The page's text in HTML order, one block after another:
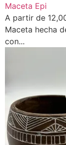
Maceta Epi
A partir de
Maceta hecha
con...